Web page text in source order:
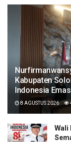
Kabupaten
Indonesia
8 AGUSTUS 2026
Wali